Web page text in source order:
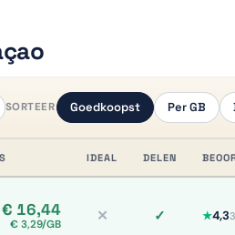
SORTEER Goedkoopst Per GB
IDEAL DELEN
€ 16,44
€ 3,29/GB ✕iDEAL nee, meer
✓Delen ja,
★4,3